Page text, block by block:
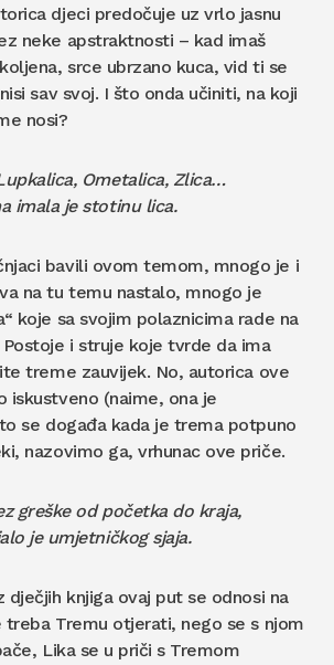
djeci predočuje uz vrlo jasnu
neke apstraktnosti – kad imaš
srce ubrzano kuca, vid ti se
sav svoj. I što onda učiniti, na koji
nosi?
Ometalica, Zlica…
imala je stotinu lica.
bavili ovom temom, mnogo je i
na tu temu nastalo, mnogo je
koje sa svojim polaznicima rade na
i struje koje tvrde da ima
treme zauvijek. No, autorica ove
iskustveno (naime, ona je
se događa kada je trema potpuno
nazovimo ga, vrhunac ove priče.
greške od početka do kraja,
je umjetničkog sjaja.
dječjih knjiga ovaj put se odnosi na
treba Tremu otjerati, nego se s njom
Lika se u priči s Tremom